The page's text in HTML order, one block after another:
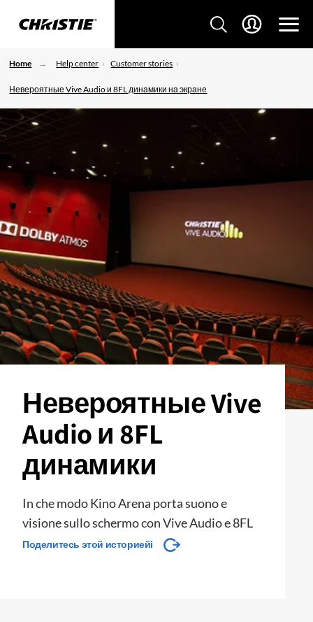
Home Help center Customer stories
Невероятные Vive Audio и 8FL динамики на экране
Невероятные Vive
Audio и 8FL
динамики
In che modo Kino Arena porta suono e
visione sullo schermo con Vive Audio e 8FL
Поделитесь этой историейi